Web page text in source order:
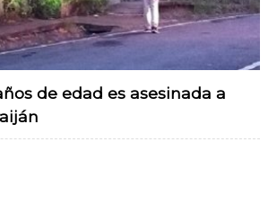
de edad es asesinada a